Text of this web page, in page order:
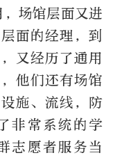
场馆层面又进
面的经理，到
又经历了通用
他们还有场馆
施、流线，防
非常系统的学
志愿者服务当